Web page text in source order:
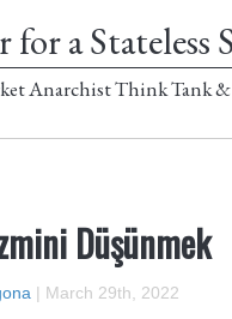
for a Stateless
Anarchist Think Tank
Düşünmek
| March 29th, 2022